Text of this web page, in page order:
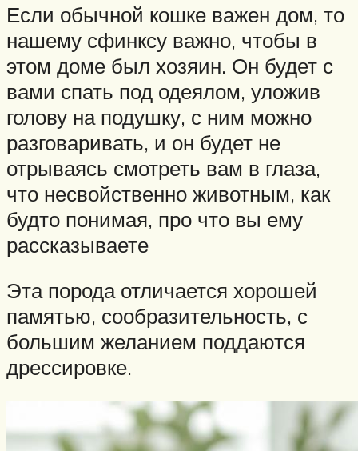
Если обычной кошке важен дом, то
нашему сфинксу важно, чтобы в
этом доме был хозяин. Он будет с
вами спать под одеялом, уложив
голову на подушку, с ним можно
разговаривать, и он будет не
отрываясь смотреть вам в глаза,
что несвойственно животным, как
будто понимая, про что вы ему
рассказываете
Эта порода отличается хорошей
памятью, сообразительность, с
большим желанием поддаются
дрессировке.